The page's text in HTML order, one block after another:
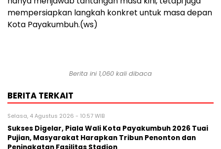
mempersiapkan langkah konkret untuk masa depan
Kota Payakumbuh.(ws)
Berita ini 1,060 kali dibaca
BERITA TERKAIT
Selasa, 4 Agustus 2026 - 10:57 WIB
Sukses Digelar, Piala Wali Kota Payakumbuh 2026 Tuai
Pujian, Masyarakat Harapkan Tribun Penonton dan